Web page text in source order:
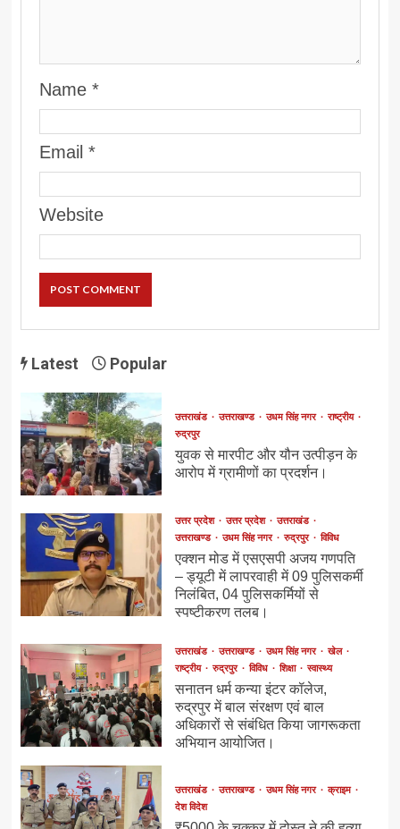
Name*
Email*
Website
Latest Popular
उत्तराखंड उत्तराखण्ड उधम सिंह नगर
राष्ट्रीय
रुद्रपुर
युवक से मारपीट और यौन उत्पीड़न के
आरोप में ग्रामीणों का प्रदर्शन।
उत्तर प्रदेश उत्तर प्रदेश
उत्तराखंड
उत्तराखण्ड
उधम सिंह नगर रुद्रपुर विविध
एक्शन मोड में एसएसपी अजय गणपति
– ड्यूटी में लापरवाही में 09 पुलिसकर्मी
निलंबित, 04 पुलिसकर्मियों से
स्पष्टीकरण तलब।
उत्तराखंड उत्तराखण्ड उधम सिंह नगर
खेल
राष्ट्रीय
रुद्रपुर विविध शिक्षा स्वास्थ्य
सनातन धर्म कन्या इंटर कॉलेज,
रुद्रपुर में बाल संरक्षण एवं बाल
अधिकारों से संबंधित किया जागरूकता
अभियान आयोजित।
उत्तराखंड उत्तराखण्ड उधम सिंह नगर
क्राइम
देश विदेश